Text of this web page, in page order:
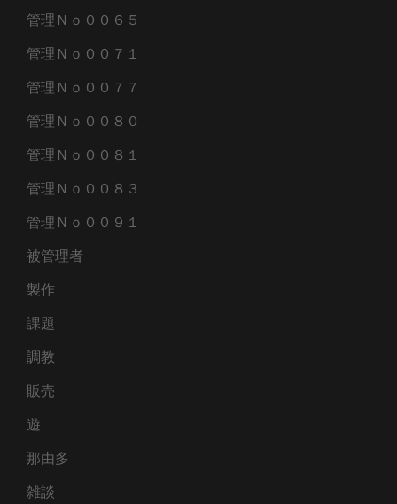
管理Ｎｏ００６５
管理Ｎｏ００７１
管理Ｎｏ００７７
管理Ｎｏ００８０
管理Ｎｏ００８１
管理Ｎｏ００８３
管理Ｎｏ００９１
被管理者
製作
課題
調教
販売
遊
那由多
雑談